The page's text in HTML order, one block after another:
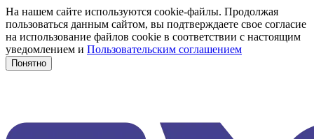
На нашем сайте используются cookie-файлы. Продолжая
пользоваться данным сайтом, вы подтверждаете свое согласие
на использование файлов cookie в соответствии с настоящим
уведомлением и Пользовательским соглашением
Понятно